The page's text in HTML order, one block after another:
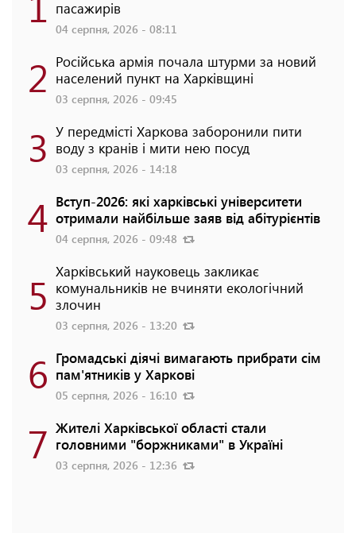
пасажирів
04 серпня, 2026 - 08:11
2 Російська армія почала штурми за новий
населений пункт на Харківщині
03 серпня, 2026 - 09:45
3 У передмісті Харкова заборонили пити
воду з кранів і мити нею посуд
03 серпня, 2026 - 14:18
4 Вступ-2026: які харківські університети
отримали найбільше заяв від абітурієнтів
04 серпня, 2026 - 09:48
5 Харківський науковець закликає
комунальників не вчиняти екологічний
злочин
03 серпня, 2026 - 13:20
6 Громадські діячі вимагають прибрати сім
пам'ятників у Харкові
05 серпня, 2026 - 16:10
7 Жителі Харківської області стали
головними "боржниками" в Україні
03 серпня, 2026 - 12:36